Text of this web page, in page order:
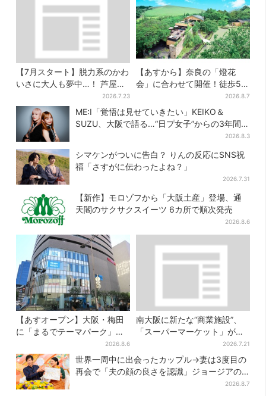
【7月スタート】脱力系のかわ
いさに大人も夢中…！ 芦屋の
美術館で「チェコ絵本」展、
老舗文具メーカーのグッズに
も注目
2026.7.23
【あすから】奈良の「燈花
会」に合わせて開催！徒歩5
分…結婚式場が“バル”に、前後
で食事が楽しめる
2026.8.7
ME:I「覚悟は見せていきたい」KEIKO＆
SUZU、大阪で語る…“日プ女子”からの3年間
2026.8.3
シマケンがついに告白？ りんの反応にSNS祝
福「さすがに伝わったよね？」
2026.7.31
【新作】モロゾフから「大阪土産」登場、通
天閣のサクサクスイーツ 6カ所で順次発売
2026.8.6
【あすオープン】大阪・梅田
に「まるでテーマパーク」な
巨大スポーツ店、461ブラン
ド集結！ 6フロアをまとめて
紹介
2026.8.6
南大阪に新たな“商業施設”、
「スーパーマーケット」が先
行オープン！駅直結＆21時ま
で営業
2026.7.21
世界一周中に出会ったカップル→妻は3度目の
再会で「夫の顔の良さを認識」ジョージアの
2026.8.7